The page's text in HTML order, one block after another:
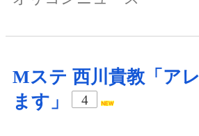
Mステ 西川貴教「ア
ます」
4